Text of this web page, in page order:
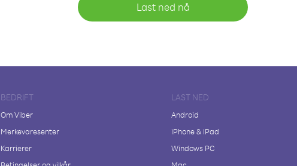
Last ned nå
BEDRIFT
Om Viber
Merkevaresenter
Karrierer
LAST NED
Android
iPhone & iPad
Windows PC